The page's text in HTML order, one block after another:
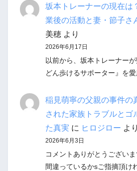
坂本トレーナーの現在は
業後の活動と妻・節子さ
美穂より
2026年6月17日
以前から、坂本トレーナー
どん歩けるサポーター』を
稲見萌寧の父親の事件の
された家族トラブルとゴ
た真実 に ヒロジロー より
2026年6月3日
コメントありがとうござい
間違っているかsご指摘頂け